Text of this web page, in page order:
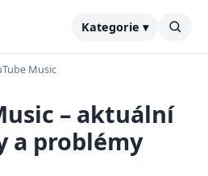
Kategorie ▾
Music
– aktuální
a problémy